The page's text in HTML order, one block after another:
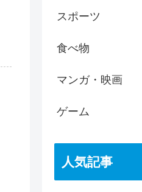
スポーツ
食べ物
マンガ・映画
ゲーム
人気記事